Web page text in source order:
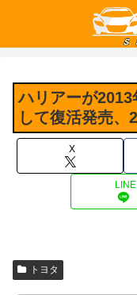
ハリアーが
して復活発売、
X
LINE
トヨタ